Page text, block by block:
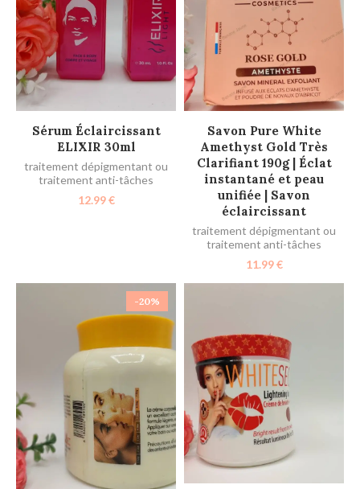
AJOUTER AU PANIER
Sérum Éclaircissant
ELIXIR 30ml
traitement dépigmentant ou
traitement anti-tâches
12.99€
AJOUTER AU PANIER
Savon Pure White
Amethyst Gold Très
Clarifiant 190g | Éclat
instantané et peau
unifiée | Savon
éclaircissant
traitement dépigmentant ou
traitement anti-tâches
11.99€
-20%